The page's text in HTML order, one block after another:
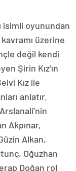
isimli oyunundan
üzerine
değil kendi
Şirin Kız’ın
Kız ile
anlatır.
Akpınar,
Alkan,
Oğuzhan
Doğan rol